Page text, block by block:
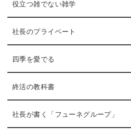
ー
数
ト
リ
数
役立つ雑でない雑学エ
ン
リ
数
件
社長のプライベート
ン
リ
数
四季を愛でる
ン
ト
リ
ー
数
終活の教科書エ
ン
ト
リ
件
社長が書く「フューネグループ」
ン